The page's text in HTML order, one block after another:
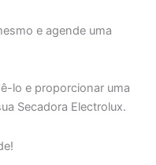
e agende uma
lo e proporcionar uma
Secadora Electrolux.